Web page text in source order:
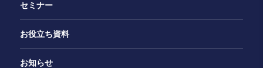
セミナー
お役立ち資料
お知らせ